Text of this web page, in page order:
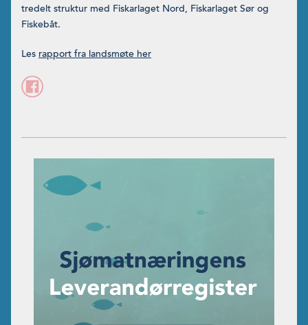
tredelt struktur med Fiskarlaget Nord, Fiskarlaget Sør og
Fiskebåt.
Les rapport fra landsmøte her